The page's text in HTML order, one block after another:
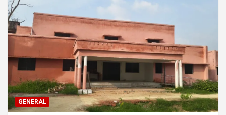
GENERAL